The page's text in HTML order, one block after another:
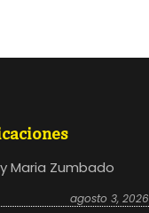
Maria Zumbado
agosto 3, 2026